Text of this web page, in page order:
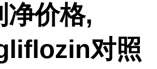
净价格,
对照